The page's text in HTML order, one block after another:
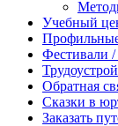
Учебный
Фестивали
Обратная
Сказки в
Заказать